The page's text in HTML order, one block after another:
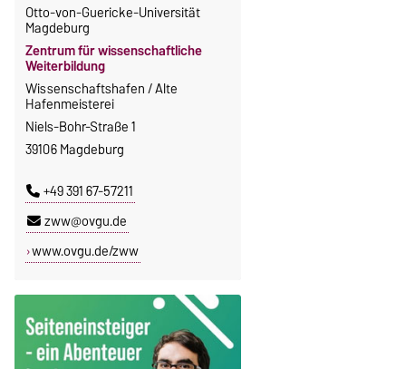
Otto-von-Guericke-Universität
Magdeburg
Zentrum für wissenschaftliche
Weiterbildung
Wissenschaftshafen / Alte
Hafenmeisterei
Niels-Bohr-Straße 1
39106 Magdeburg
+49 391 67-57211
zww@ovgu.de
www.ovgu.de/zww